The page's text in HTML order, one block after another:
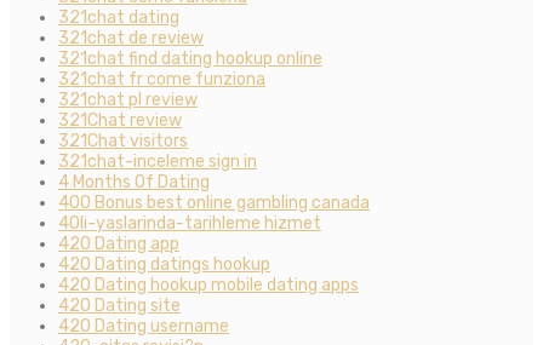
321chat dating
321chat de review
321chat find dating hookup online
321chat fr come funziona
321chat pl review
321Chat review
321Chat visitors
321chat-inceleme sign in
4 Months Of Dating
400 Bonus best online gambling canada
40li-yaslarinda-tarihleme hizmet
420 Dating app
420 Dating datings hookup
420 Dating hookup mobile dating apps
420 Dating site
420 Dating username